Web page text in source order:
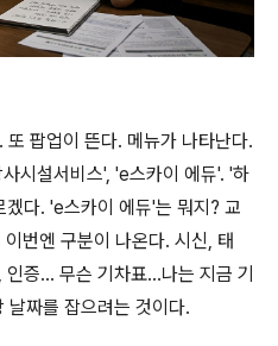
팝업이 뜬다. 메뉴가 나타난다.
시설서비스', 'e스카이 에듀'. '하
다. 'e스카이 에듀'는 뭐지? 교
번엔 구분이 나온다. 시신, 태
증... 무슨 기차표...나는 지금 기
날짜를 잡으려는 것이다.